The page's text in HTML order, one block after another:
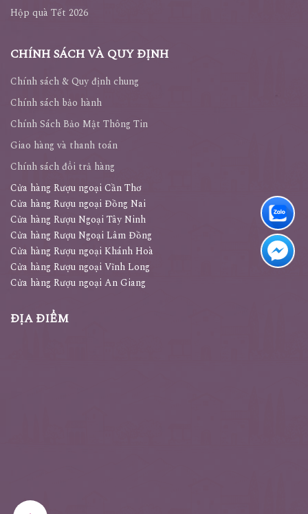
Hộp quà Tết 2026
CHÍNH SÁCH VÀ QUY ĐỊNH
Chính sách & Quy định chung
Chính sách bảo hành
Chính Sách Bảo Mật Thông Tin
Giao hàng và thanh toán
Chính sách đổi trả hàng
Cửa hàng Rượu ngoại Cần Thơ
Cửa hàng Rượu ngoại Đồng Nai
Cửa hàng Rượu Ngoại Tây Ninh
Cửa hàng Rượu Ngoại Lâm Đồng
Cửa hàng Rượu ngoại Khánh Hoà
Cửa hàng Rượu ngoại Vĩnh Long
Cửa hàng Rượu ngoại An Giang
ĐỊA ĐIỂM